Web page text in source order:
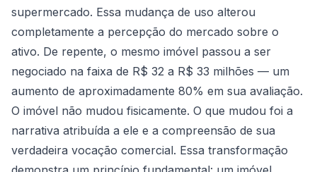
supermercado. Essa mudança de uso alterou
completamente a percepção do mercado sobre o
ativo. De repente, o mesmo imóvel passou a ser
negociado na faixa de R$ 32 a R$ 33 milhões — um
aumento de aproximadamente 80% em sua avaliação.
O imóvel não mudou fisicamente. O que mudou foi a
narrativa atribuída a ele e a compreensão de sua
verdadeira vocação comercial. Essa transformação